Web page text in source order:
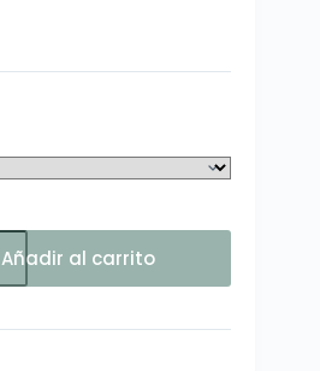
Añadir al carrito